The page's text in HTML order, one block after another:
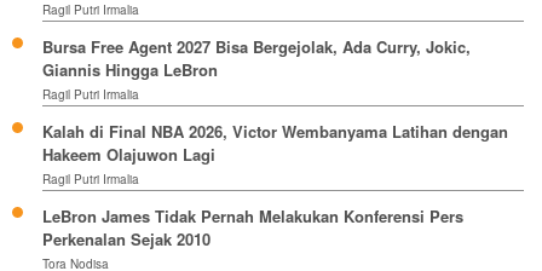
Ragil Putri Irmalia
Bursa Free Agent 2027 Bisa Bergejolak, Ada Curry, Jokic,
Giannis Hingga LeBron
Ragil Putri Irmalia
Kalah di Final NBA 2026, Victor Wembanyama Latihan dengan
Hakeem Olajuwon Lagi
Ragil Putri Irmalia
LeBron James Tidak Pernah Melakukan Konferensi Pers
Perkenalan Sejak 2010
Tora Nodisa